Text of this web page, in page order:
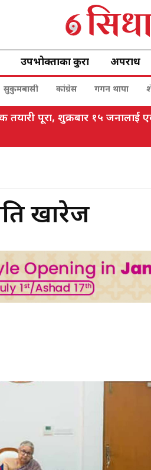
उपभोक्ताका कुरा अपराध
सुकुमबासी कांग्रेस गगन थापा
तयारी पूरा, शुक्रबार १५
खारेज